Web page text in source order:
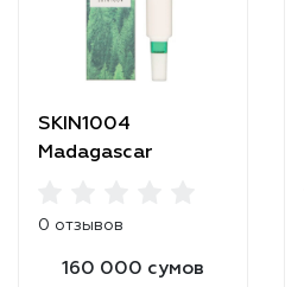
SKIN1004
Madagascar
0 отзывов
160 000 сумов